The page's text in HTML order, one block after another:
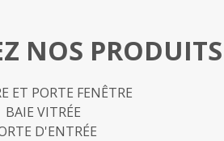
NOS PRODUITS
ET PORTE FENÊTRE
BAIE VITRÉE
D'ENTRÉE